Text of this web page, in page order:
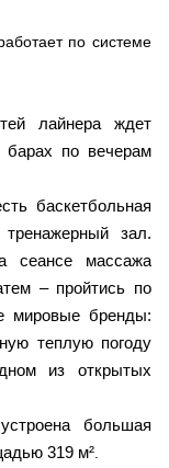
по системе
лайнера ждет
барах по вечерам
баскетбольная
зал.
сеансе массажа
– пройтись по
мировые бренды:
теплую погоду
из открытых
большая
319 м²